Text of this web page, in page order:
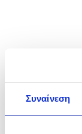
Συναίνεση